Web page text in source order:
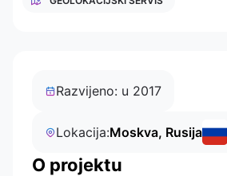
Razvijeno: u 2017
Lokacija:Moskva, Rusija
O projektu